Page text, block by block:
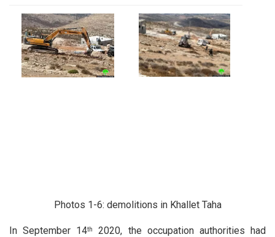
Photos 1-6: demolitions in Khallet Taha
In September 14th
2020, the occupation authorities had